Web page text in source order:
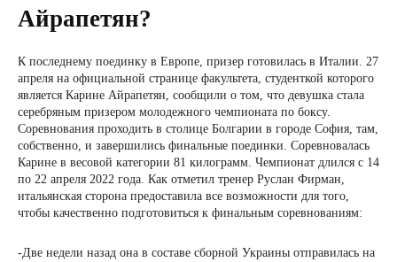
Айрапетян?
К последнему поединку в Европе, призер готовилась в Италии. 27
апреля на официальной странице факультета, студенткой которого
является Карине Айрапетян, сообщили о том, что девушка стала
серебряным призером молодежного чемпионата по боксу.
Соревнования проходить в столице Болгарии в городе София, там,
собственно, и завершились финальные поединки. Соревновалась
Карине в весовой категории 81 килограмм. Чемпионат длился с 14
по 22 апреля 2022 года. Как отметил тренер Руслан Фирман,
итальянская сторона предоставила все возможности для того,
чтобы качественно подготовиться к финальным соревнованиям:
-Две недели назад она в составе сборной Украины отправилась на